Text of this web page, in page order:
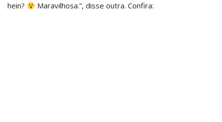
hein?
Maravilhosa.”, disse outra. Confira: